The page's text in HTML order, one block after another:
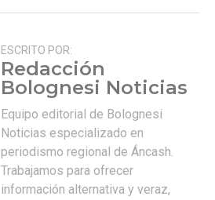
ESCRITO POR:
Redacción
Bolognesi Noticias
Equipo editorial de Bolognesi
Noticias especializado en
periodismo regional de Áncash.
Trabajamos para ofrecer
información alternativa y veraz,